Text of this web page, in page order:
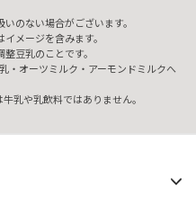
のない場合がございます。
メージを含みます。
豆乳のことです。
・オーツミルク・アーモンドミルクへ
乳や乳飲料ではありません。